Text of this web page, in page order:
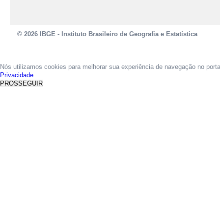
© 2026 IBGE - Instituto Brasileiro de Geografia e Estatística
Nós utilizamos cookies para melhorar sua experiência de navegação no
Privacidade.
PROSSEGUIR